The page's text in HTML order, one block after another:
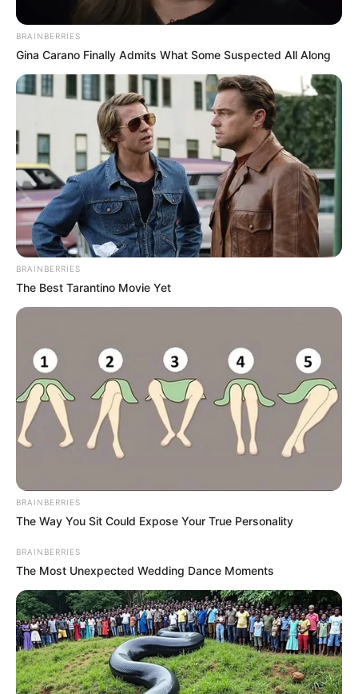
Posted
in
Friss hírek
feljelenti a nyugdíjasokat aki be
mer szólni neki?
bySzerző
BRAINBERRIES
Gina Carano Finally Admits What Some Suspected All Along
BRAINBERRIES
The Best Tarantino Movie Yet
BRAINBERRIES
The Way You Sit Could Expose Your True Personality
BRAINBERRIES
The Most Unexpected Wedding Dance Moments